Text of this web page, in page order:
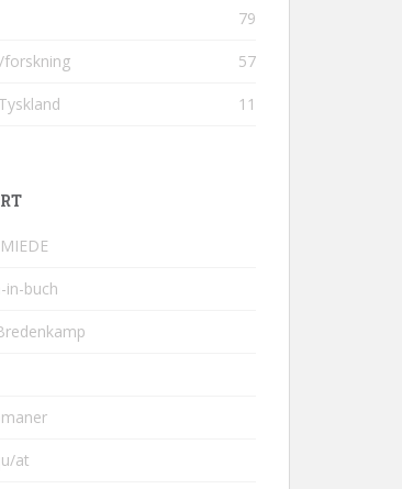
79
forskning 57
11
in-buch
at